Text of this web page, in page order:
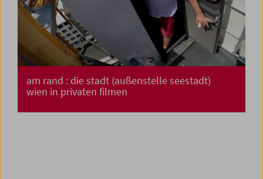
am rand : die stadt (außenstelle seestadt)
wien in privaten filmen